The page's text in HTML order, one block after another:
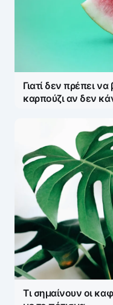
Γιατί δεν πρέπει
καρπούζι αν δεν
Τι σημαίνουν οι